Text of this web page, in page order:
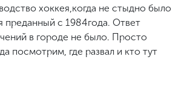
хоккея,когда не стыдно было
преданный с 1984года. Ответ
в городе не было. Просто
посмотрим, где развал и кто тут